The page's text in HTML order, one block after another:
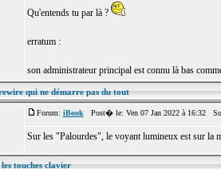
Qu'entends tu par là ?
erratum :
son administrateur principal est connu là bas
qui ne démarre pas du tout
Forum: iBook Post� le: Ven 07 Jan 2022 à 16:32
Sur les "Palourdes", le voyant lumineux est sur la
touches clavier